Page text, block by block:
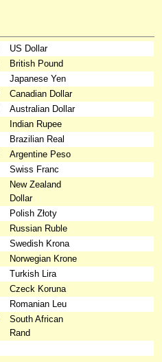
US Dollar
British Pound
Japanese Yen
Canadian Dollar
Australian Dollar
Indian Rupee
Brazilian Real
Argentine Peso
Swiss Franc
New Zealand
Dollar
Polish Złoty
Russian Ruble
Swedish Krona
Norwegian Krone
Turkish Lira
Czeck Koruna
Romanian Leu
South African
Rand